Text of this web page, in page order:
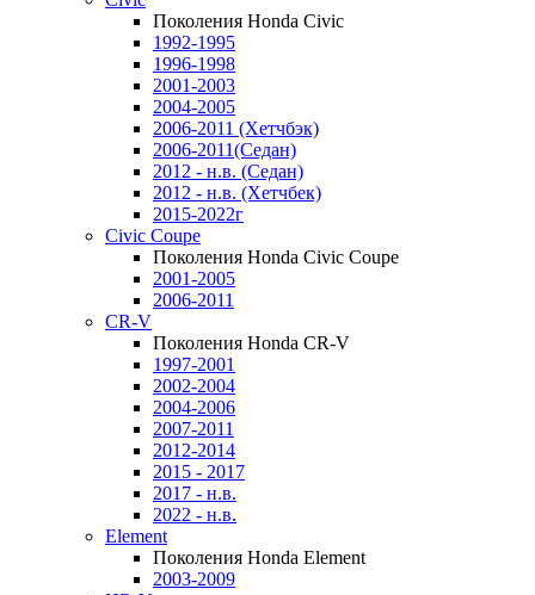
Поколения Honda Civic
1992-1995
1996-1998
2001-2003
2004-2005
2006-2011 (Хетчбэк)
2006-2011(Седан)
2012 - н.в. (Седан)
2012 - н.в. (Хетчбек)
2015-2022г
Civic Coupe
Поколения Honda Civic Coupe
2001-2005
2006-2011
CR-V
Поколения Honda CR-V
1997-2001
2002-2004
2004-2006
2007-2011
2012-2014
2015 - 2017
2017 - н.в.
2022 - н.в.
Element
Поколения Honda Element
2003-2009